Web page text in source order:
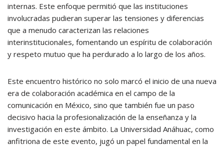
internas. Este enfoque permitió que las instituciones
involucradas pudieran superar las tensiones y diferencias
que a menudo caracterizan las relaciones
interinstitucionales, fomentando un espíritu de colaboración
y respeto mutuo que ha perdurado a lo largo de los años.
Este encuentro histórico no solo marcó el inicio de una nueva
era de colaboración académica en el campo de la
comunicación en México, sino que también fue un paso
decisivo hacia la profesionalización de la enseñanza y la
investigación en este ámbito. La Universidad Anáhuac, como
anfitriona de este evento, jugó un papel fundamental en la